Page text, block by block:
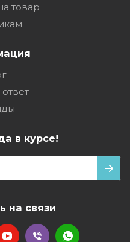
товар
в курсе!
на связи